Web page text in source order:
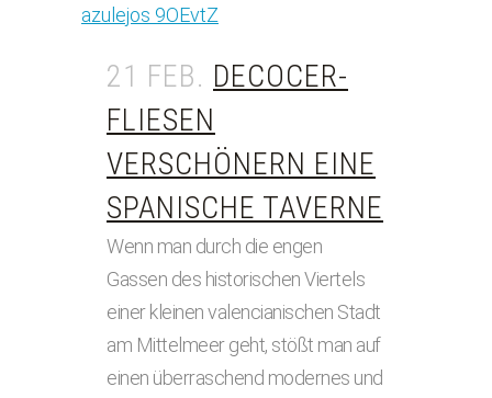
21 FEB. DECOCER-
FLIESEN
VERSCHÖNERN EINE
SPANISCHE TAVERNE
Wenn man durch die engen
Gassen des historischen Viertels
einer kleinen valencianischen Stadt
am Mittelmeer geht, stößt man auf
einen überraschend modernes und